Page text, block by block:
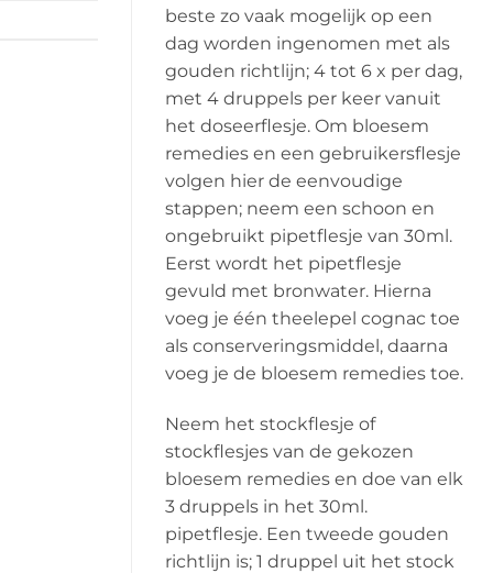
beste zo vaak mogelijk op een
dag worden ingenomen met als
gouden richtlijn; 4 tot 6 x per dag,
met 4 druppels per keer vanuit
het doseerflesje. Om bloesem
remedies en een gebruikersflesje
volgen hier de eenvoudige
stappen; neem een schoon en
ongebruikt pipetflesje van 30ml.
Eerst wordt het pipetflesje
gevuld met bronwater. Hierna
voeg je één theelepel cognac toe
als conserveringsmiddel, daarna
voeg je de bloesem remedies toe.
Neem het stockflesje of
stockflesjes van de gekozen
bloesem remedies en doe van elk
3 druppels in het 30ml.
pipetflesje. Een tweede gouden
richtlijn is; 1 druppel uit het stock